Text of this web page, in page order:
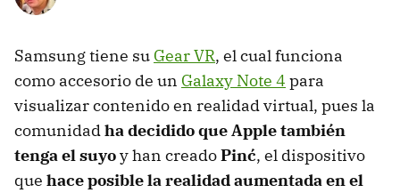
Samsung tiene su Gear VR, el cual funciona
como accesorio de un Galaxy Note 4 para
visualizar contenido en realidad virtual, pues la
comunidad ha decidido que Apple también
tenga el suyoy han creadoPinć, el dispositivo
que hace posible la realidad aumentada en el